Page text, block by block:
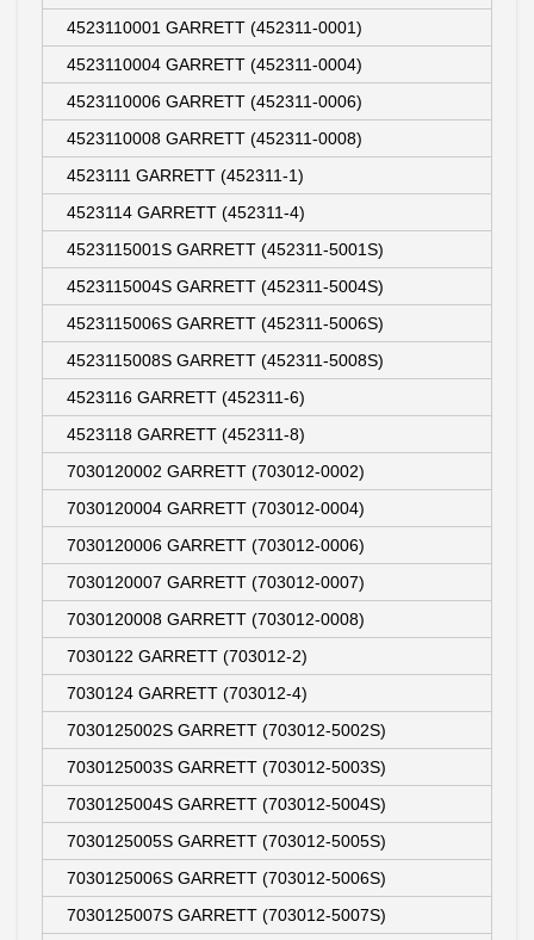
4523110001 GARRETT (452311-0001)
4523110004 GARRETT (452311-0004)
4523110006 GARRETT (452311-0006)
4523110008 GARRETT (452311-0008)
4523111 GARRETT (452311-1)
4523114 GARRETT (452311-4)
4523115001S GARRETT (452311-5001S)
4523115004S GARRETT (452311-5004S)
4523115006S GARRETT (452311-5006S)
4523115008S GARRETT (452311-5008S)
4523116 GARRETT (452311-6)
4523118 GARRETT (452311-8)
7030120002 GARRETT (703012-0002)
7030120004 GARRETT (703012-0004)
7030120006 GARRETT (703012-0006)
7030120007 GARRETT (703012-0007)
7030120008 GARRETT (703012-0008)
7030122 GARRETT (703012-2)
7030124 GARRETT (703012-4)
7030125002S GARRETT (703012-5002S)
7030125003S GARRETT (703012-5003S)
7030125004S GARRETT (703012-5004S)
7030125005S GARRETT (703012-5005S)
7030125006S GARRETT (703012-5006S)
7030125007S GARRETT (703012-5007S)